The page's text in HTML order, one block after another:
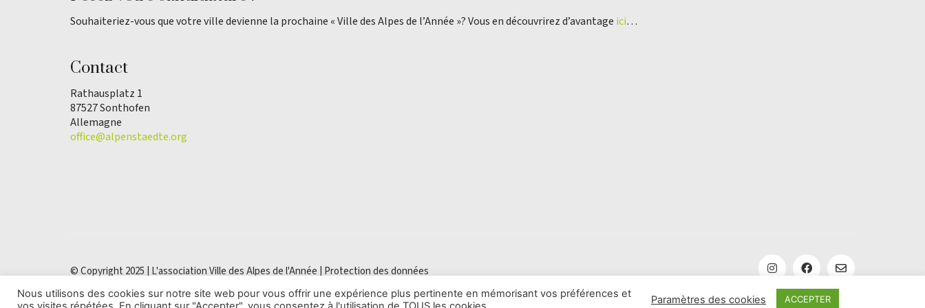
Souhaiteriez-vous que votre ville devienne la prochaine « Ville des Alpes de l’Année »? Vous en découvrirez d’avantage ici…
Contact
Rathausplatz 1
87527 Sonthofen
Allemagne
office@alpenstaedte.org
© Copyright 2025 | L'association Ville des Alpes de l'Année | Protection des données
Nous utilisons des cookies sur notre site web pour vous offrir une expérience plus pertinente en mémorisant vos préférences et
Paramètres des cookies ACCEPTER